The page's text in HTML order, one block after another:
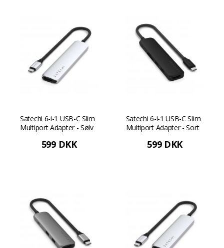
Satechi 6-i-1 USB-C Slim
Multiport Adapter - Sølv
599 DKK
Satechi 6-i-1 USB-C Slim
Multiport Adapter - Sort
599 DKK